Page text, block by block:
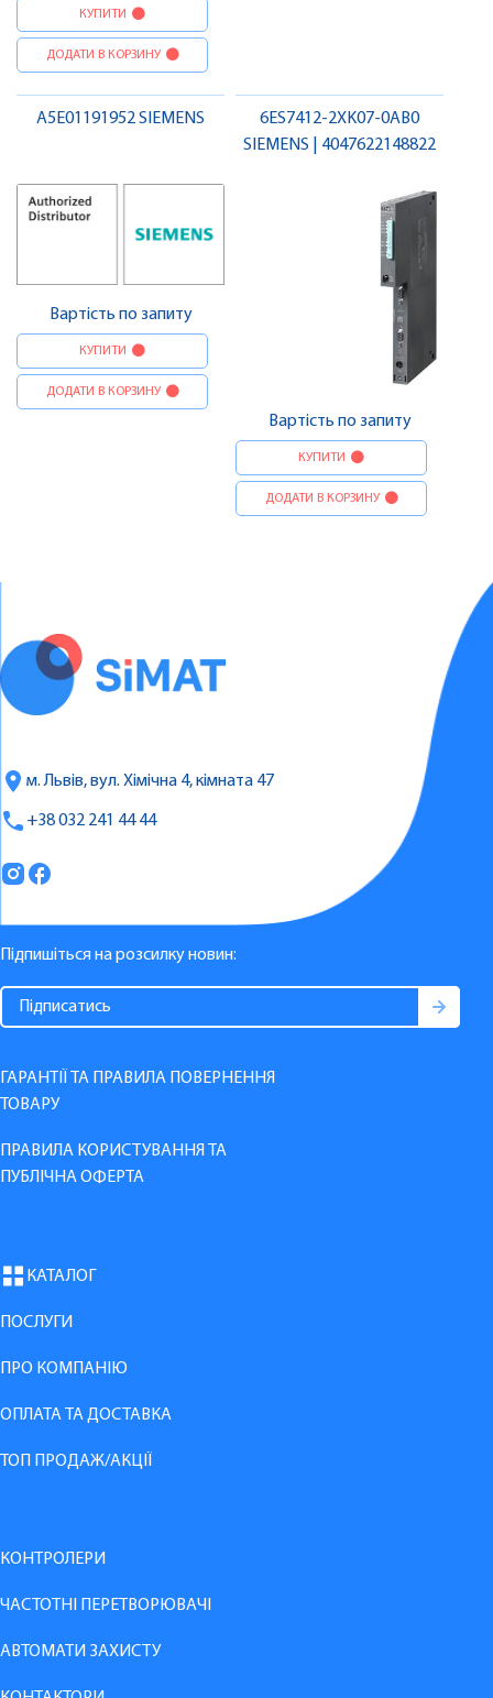
КУПИТИ
ДОДАТИ В КОРЗИНУ
A5E01191952 SIEMENS
Вартість по запиту
КУПИТИ
ДОДАТИ В КОРЗИНУ
6ES7412-2XK07-0AB0
SIEMENS | 4047622148822
Вартість по запиту
КУПИТИ
ДОДАТИ В КОРЗИНУ
м. Львів, вул. Хімічна 4, кімната 47
+38 032 241 44 44
Підпишіться на розсилку новин:
ГАРАНТІЇ ТА ПРАВИЛА ПОВЕРНЕННЯ
ТОВАРУ
ПРАВИЛА КОРИСТУВАННЯ ТА
ПУБЛІЧНА ОФЕРТА
КАТАЛОГ
ПОСЛУГИ
ПРО КОМПАНІЮ
ОПЛАТА ТА ДОСТАВКА
ТОП ПРОДАЖ/АКЦІЇ
КОНТРОЛЕРИ
ЧАСТОТНІ ПЕРЕТВОРЮВАЧІ
АВТОМАТИ ЗАХИСТУ